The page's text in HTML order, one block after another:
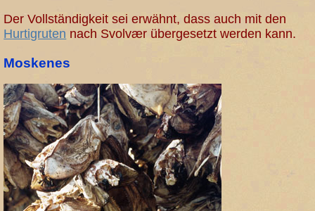
Der Vollständigkeit sei erwähnt, dass auch mit den
Hurtigruten nach Svolvær übergesetzt werden kann.
Moskenes